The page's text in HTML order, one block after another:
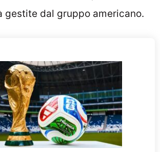
gestite dal gruppo americano.